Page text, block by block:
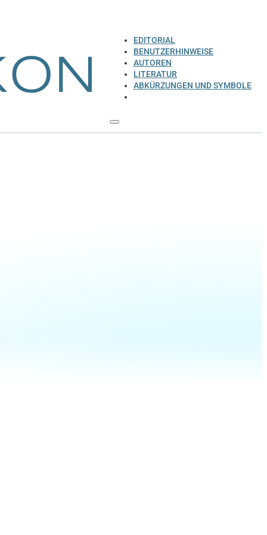
EDITORIAL
BENUTZERHINWEISE
AUTOREN
LITERATUR
ABKÜRZUNGEN UND SYMBOLE